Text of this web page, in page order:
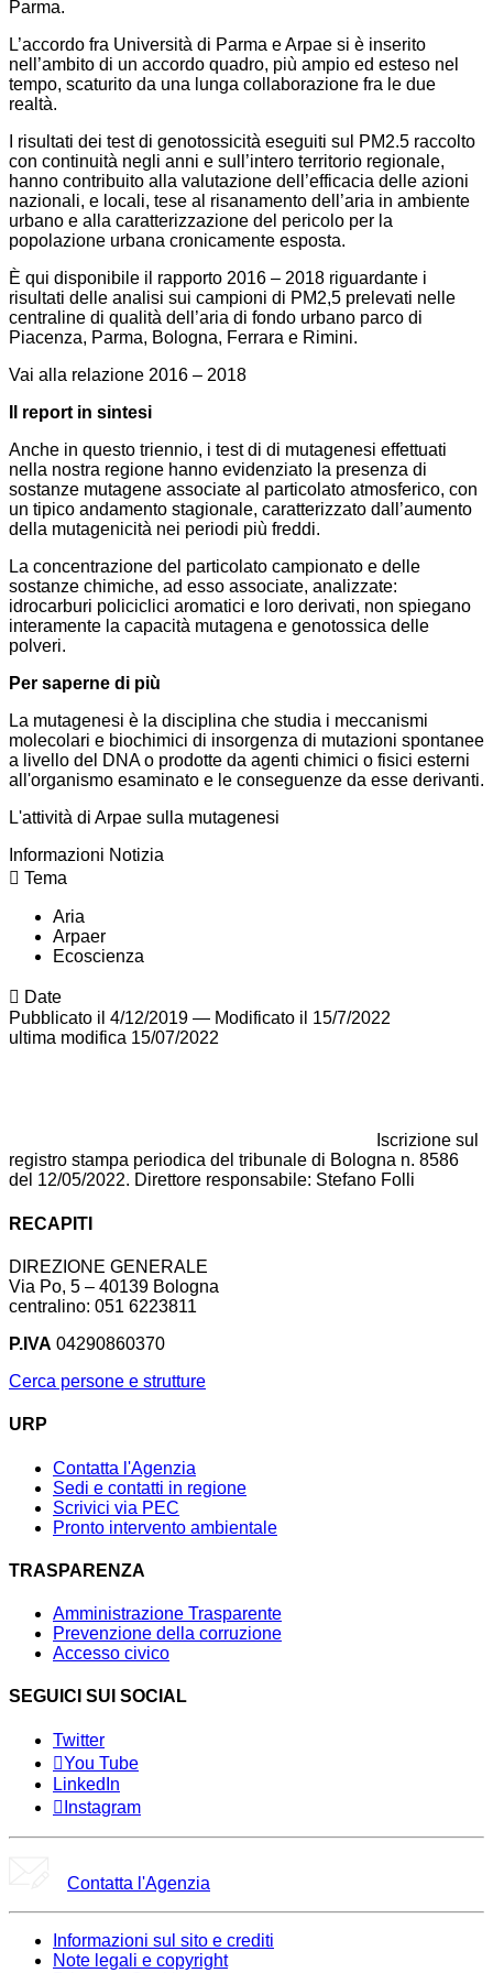
Parma.
L’accordo fra Università di Parma e Arpae si è inserito
nell’ambito di un accordo quadro, più ampio ed esteso nel
tempo, scaturito da una lunga collaborazione fra le due
realtà.
I risultati dei test di genotossicità eseguiti sul PM2.5 raccolto
con continuità negli anni e sull’intero territorio regionale,
hanno contribuito alla valutazione dell’efficacia delle azioni
nazionali, e locali, tese al risanamento dell’aria in ambiente
urbano e alla caratterizzazione del pericolo per la
popolazione urbana cronicamente esposta.
È qui disponibile il rapporto 2016 – 2018 riguardante i
risultati delle analisi sui campioni di PM2,5 prelevati nelle
centraline di qualità dell’aria di fondo urbano parco di
Piacenza, Parma, Bologna, Ferrara e Rimini.
Vai alla relazione 2016 – 2018
Il report in sintesi
Anche in questo triennio, i test di di mutagenesi effettuati
nella nostra regione hanno evidenziato la presenza di
sostanze mutagene associate al particolato atmosferico, con
un tipico andamento stagionale, caratterizzato dall’aumento
della mutagenicità nei periodi più freddi.
La concentrazione del particolato campionato e delle
sostanze chimiche, ad esso associate, analizzate:
idrocarburi policiclici aromatici e loro derivati, non spiegano
interamente la capacità mutagena e genotossica delle
polveri.
Per saperne di più
La mutagenesi è la disciplina che studia i meccanismi
molecolari e biochimici di insorgenza di mutazioni spontanee
a livello del DNA o prodotte da agenti chimici o fisici esterni
all'organismo esaminato e le conseguenze da esse derivanti.
L'attività di Arpae sulla mutagenesi
Informazioni Notizia
Tema
Aria
Arpaer
Ecoscienza
Date
Pubblicato il 4/12/2019 — Modificato il 15/7/2022
ultima modifica 15/07/2022
Iscrizione sul
registro stampa periodica del tribunale di Bologna n. 8586
del 12/05/2022. Direttore responsabile: Stefano Folli
RECAPITI
DIREZIONE GENERALE
Via Po, 5 – 40139 Bologna
centralino: 051 6223811
P.IVA 04290860370
Cerca persone e strutture
URP
Contatta l'Agenzia
Sedi e contatti in regione
Scrivici via PEC
Pronto intervento ambientale
TRASPARENZA
Amministrazione Trasparente
Prevenzione della corruzione
Accesso civico
SEGUICI SUI SOCIAL
Twitter
You Tube
LinkedIn
Instagram
Contatta l'Agenzia
Informazioni sul sito e crediti
Note legali e copyright